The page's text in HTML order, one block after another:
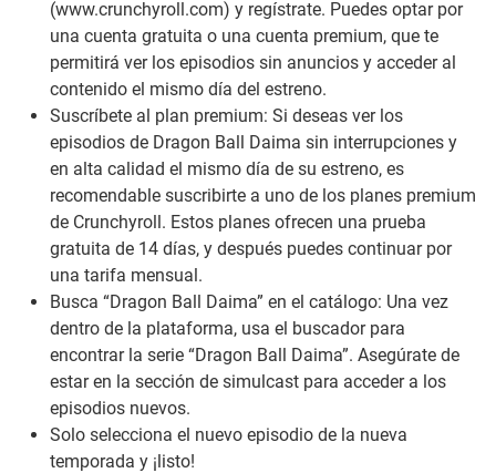
(www.crunchyroll.com) y regístrate. Puedes optar por
una cuenta gratuita o una cuenta premium, que te
permitirá ver los episodios sin anuncios y acceder al
contenido el mismo día del estreno.
Suscríbete al plan premium: Si deseas ver los
episodios de Dragon Ball Daima sin interrupciones y
en alta calidad el mismo día de su estreno, es
recomendable suscribirte a uno de los planes premium
de Crunchyroll. Estos planes ofrecen una prueba
gratuita de 14 días, y después puedes continuar por
una tarifa mensual.
Busca “Dragon Ball Daima” en el catálogo: Una vez
dentro de la plataforma, usa el buscador para
encontrar la serie “Dragon Ball Daima”. Asegúrate de
estar en la sección de simulcast para acceder a los
episodios nuevos.
Solo selecciona el nuevo episodio de la nueva
temporada y ¡listo!